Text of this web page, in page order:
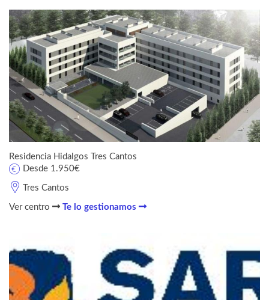
Residencia Hidalgos Tres Cantos
Tres Cantos
Desde 1.950€
Ver centro Te lo gestionamos